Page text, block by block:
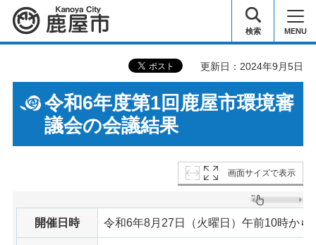
鹿屋市 検索 MENU
更新日：2024年9月5日
令和6年度第1回鹿屋市環境審
議会の会議結果
画面サイズで表示
開催日時 令和6年8月27日（火曜日）午前10時から